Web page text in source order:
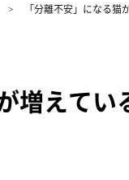
「分離不安」になる
増えて